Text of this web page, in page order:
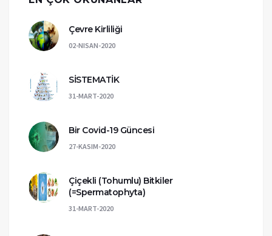
Çevre Kirliliği
02-NISAN-2020
SİSTEMATİK
31-MART-2020
Bir Covid-19 Güncesi
27-KASIM-2020
Çiçekli (Tohumlu) Bitkiler
(=Spermatophyta)
31-MART-2020